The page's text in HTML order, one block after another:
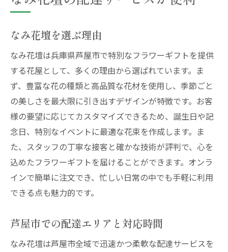
なみ花壇を選ぶ理由
なみ花壇は兵庫県芦屋市で特別なフラワーギフトを提供
する花屋として、多くの理由から選ばれています。ま
ず、豊富な花の種類と高品質な花材を使用し、季節ごと
の美しさを最大限に引き出すデザインが特徴です。お客
様の要望に応じてカスタマイズできるため、誕生日や記
念日、特別なイベントに最適な花束を作成します。ま
た、スタッフの丁寧な接客と確かな技術が評判で、心を
込めたフラワーギフトを届けることができます。オンラ
インで簡単に注文でき、忙しい日常の中でも手軽に利用
できる点も魅力的です。
芦屋市での配達エリアと対応時間
なみ花壇は芦屋市全域で迅速かつ柔軟な配達サービスを